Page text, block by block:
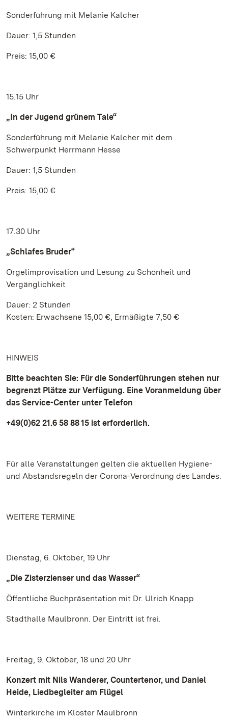
Sonderführung mit Melanie Kalcher
Dauer: 1,5 Stunden
Preis: 15,00 €
15.15 Uhr
„In der Jugend grünem Tale“
Sonderführung mit Melanie Kalcher mit dem
Schwerpunkt Herrmann Hesse
Dauer: 1,5 Stunden
Preis: 15,00 €
17.30 Uhr
„Schlafes Bruder“
Orgelimprovisation und Lesung zu Schönheit und
Vergänglichkeit
Dauer: 2 Stunden
Kosten: Erwachsene 15,00 €, Ermäßigte 7,50 €
HINWEIS
Bitte beachten Sie: Für die Sonderführungen stehen nur
begrenzt Plätze zur Verfügung. Eine Voranmeldung über
das Service-Center unter Telefon
+49(0)62 21.6 58 88 15 ist erforderlich.
Für alle Veranstaltungen gelten die aktuellen Hygiene-
und Abstandsregeln der Corona-Verordnung des Landes.
WEITERE TERMINE
Dienstag, 6. Oktober, 19 Uhr
„Die Zisterzienser und das Wasser“
Öffentliche Buchpräsentation mit Dr. Ulrich Knapp
Stadthalle Maulbronn. Der Eintritt ist frei.
Freitag, 9. Oktober, 18 und 20 Uhr
Konzert mit Nils Wanderer, Countertenor, und Daniel
Heide, Liedbegleiter am Flügel
Winterkirche im Kloster Maulbronn